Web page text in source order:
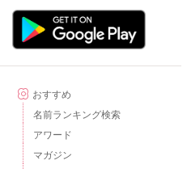
おすすめ
名前ランキング検索
アワード
マガジン